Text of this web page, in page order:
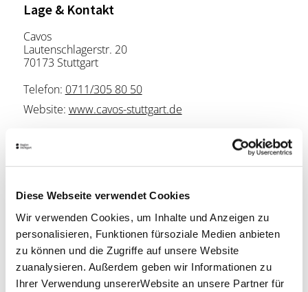
Diese Webseite verwendet Cookies
Wir verwenden Cookies, um Inhalte und Anzeigen zu
personalisieren, Funktionen fürsoziale Medien anbieten
zu können und die Zugriffe auf unsere Website
zuanalysieren. Außerdem geben wir Informationen zu
Ihrer Verwendung unsererWebsite an unsere Partner für
Lage & Kontakt
Cavos
Lautenschlagerstr. 20
70173 Stuttgart
Telefon: 0711/305 80 50
Website: www.cavos-stuttgart.de
Fahrplanauskunft des VVS
Deutsche Bahn AG
Fahrplanauskunft der DB
Google Maps
Google Maps Route